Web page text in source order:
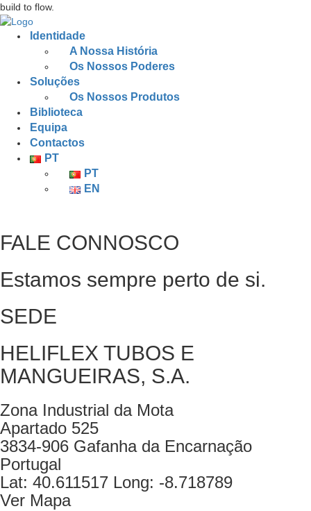
build to flow.
Identidade
A Nossa História
Os Nossos Poderes
Soluções
Os Nossos Produtos
Biblioteca
Equipa
Contactos
PT
PT
EN
FALE CONNOSCO
Estamos sempre perto de si.
SEDE
HELIFLEX TUBOS E
MANGUEIRAS, S.A.
Zona Industrial da Mota
Apartado 525
3834-906 Gafanha da Encarnação
Portugal
Lat: 40.611517 Long: -8.718789
Ver Mapa